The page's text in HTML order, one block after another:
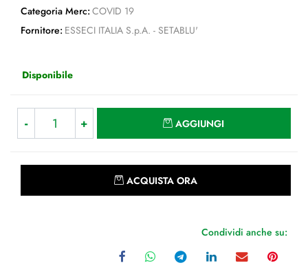
Categoria Merc: COVID 19
Fornitore: ESSECI ITALIA S.p.A. - SETABLU'
Disponibile
AGGIUNGI
ACQUISTA ORA
Condividi anche su: